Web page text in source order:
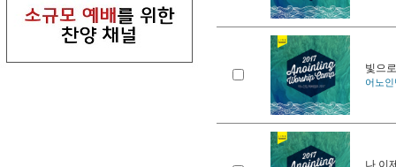
빛으로
어노
나 이